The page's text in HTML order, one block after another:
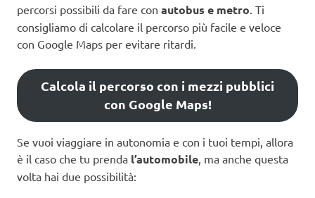
percorsi possibili da fare con autobus e metro . Ti
consigliamo di calcolare il percorso più facile e veloce
con Google Maps per evitare ritardi.
Calcola il percorso con i mezzi pubblici
con Google Maps!
Se vuoi viaggiare in autonomia e con i tuoi tempi, allora
è il caso che tu prenda l’automobile, ma anche questa
volta hai due possibilità: